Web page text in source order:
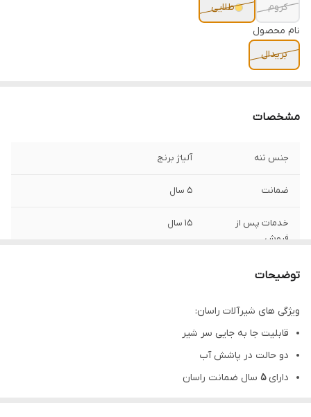
کروم
طلایی
نام محصول
بریدال
مشخصات
جنس تنه آلیاژ برنج
ضمانت 5 سال
خدمات پس از
فروش
15 سال
توضیحات
ویژگی های شیرآلات راسان:
قابلیت جا به جایی سر شیر
دو حالت در پاشش آب
دارای۵ سال ضمانت راسان